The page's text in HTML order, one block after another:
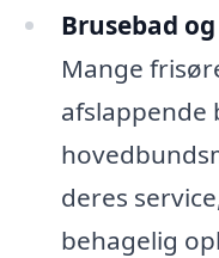
Brusebad
Mange
afslappende
deres
behagelig